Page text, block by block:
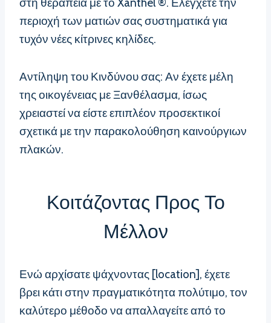
στη θεραπεία με το Xanthel ®. Ελέγχετε την
περιοχή των ματιών σας συστηματικά για
τυχόν νέες κίτρινες κηλίδες.
Αντίληψη του Κινδύνου σας: Αν έχετε μέλη
της οικογένειας με Ξανθέλασμα, ίσως
χρειαστεί να είστε επιπλέον προσεκτικοί
σχετικά με την παρακολούθηση καινούργιων
πλακών.
Κοιτάζοντας Προς Το
Μέλλον
Ενώ αρχίσατε ψάχνοντας [location], έχετε
βρει κάτι στην πραγματικότητα πολύτιμο, τον
καλύτερο μέθοδο να απαλλαγείτε από το